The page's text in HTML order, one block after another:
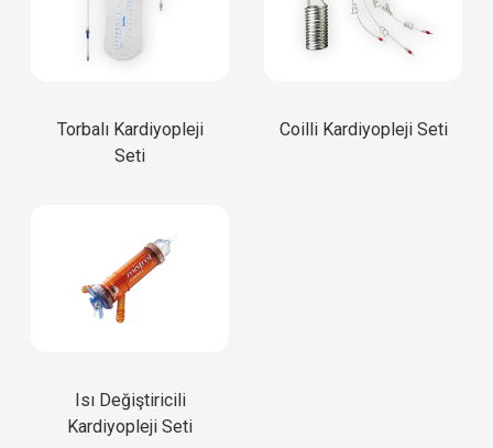
Torbalı Kardiyopleji
Seti
Coilli Kardiyopleji Seti
Isı Değiştiricili
Kardiyopleji Seti